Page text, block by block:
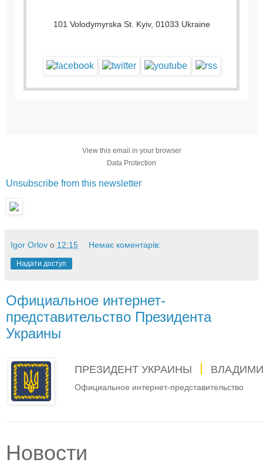
101 Volodymyrska St. Kyiv, 01033 Ukraine
View this email in your browser
Data Protection
Unsubscribe from this newsletter
Igor Orlov о 12:15 Немає коментарів:
Надати доступ
Официальное интернет-
представительство Президента
Украины
ПРЕЗИДЕНТ УКРАИНЫ
Официальное интернет-представительство
Новости